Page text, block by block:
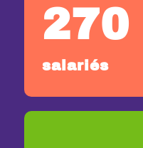
270
salariés